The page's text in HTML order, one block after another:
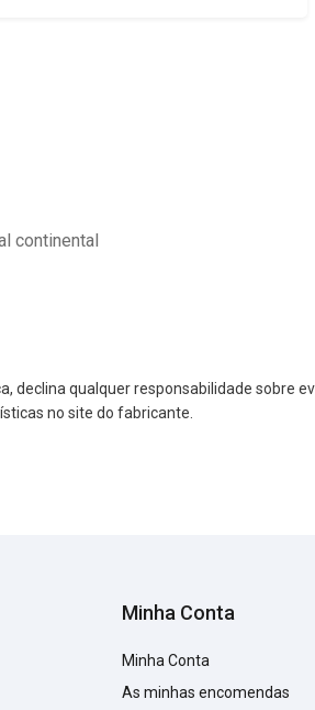
continental
declina qualquer responsabilidade sobre
no site do fabricante.
Minha Conta
Minha Conta
As minhas encomendas